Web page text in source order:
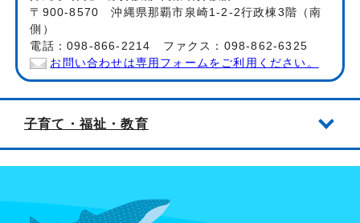
〒900-8570 沖縄県那覇市泉崎1-2-2行政棟3階（南
側）
電話：098-866-2214 ファクス：098-862-6325
お問い合わせは専用フォームをご利用ください。
子育て・福祉・教育